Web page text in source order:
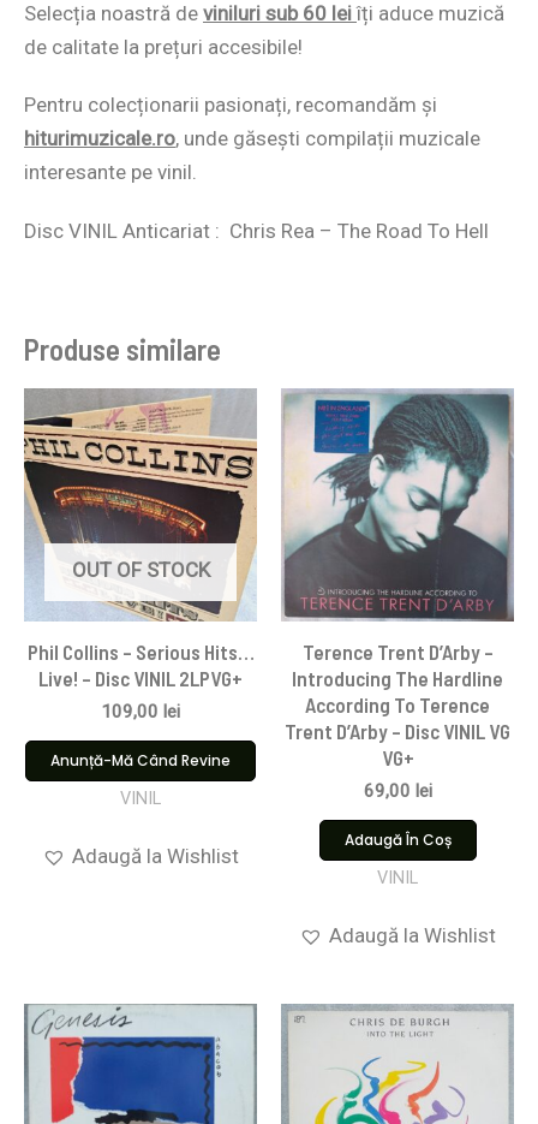
Selecția noastră de viniluri sub 60 lei îți aduce muzică
de calitate la prețuri accesibile!
Pentru colecționarii pasionați, recomandăm și
hiturimuzicale.ro, unde găsești compilații muzicale
interesante pe vinil.
Disc VINIL Anticariat : Chris Rea ‎– The Road To Hell
Produse similare
OUT OF STOCK
Phil Collins – Serious Hits…
Live! – Disc VINIL 2LPVG+
109,00 lei
Anunță-Mă Când Revine
VINIL
Adaugă la Wishlist
Terence Trent D’Arby –
Introducing The Hardline
According To Terence
Trent D’Arby – Disc VINIL VG
VG+
69,00 lei
Adaugă În Coș
VINIL
Adaugă la Wishlist